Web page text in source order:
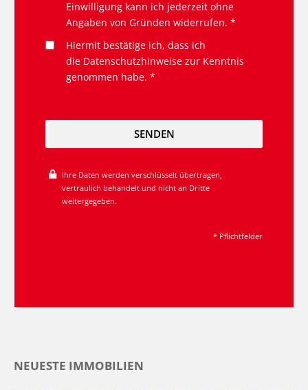
Einwilligung kann ich jederzeit ohne
Angaben von Gründen widerrufen. *
Hiermit bestätige ich, dass ich
die Datenschutzhinweise zur Kenntnis
genommen habe. *
SENDEN
Ihre Daten werden verschlüsselt übertragen,
vertraulich behandelt und nicht an Dritte
weitergegeben.
* Pflichtfelder
NEUESTE IMMOBILIEN